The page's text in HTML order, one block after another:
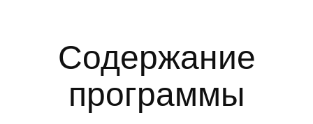
Инструменты для решения
бизнес-задач
Искусственный интеллект
в бизнесе